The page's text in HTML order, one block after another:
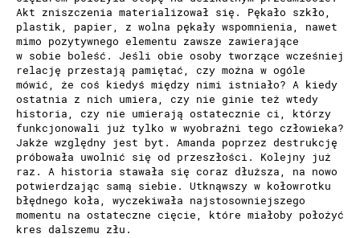
Akt zniszczenia materializował się. Pękało szkło,
plastik, papier, z wolna pękały wspomnienia, nawet
mimo pozytywnego elementu zawsze zawierające
w sobie boleść. Jeśli obie osoby tworzące wcześniej
relację przestają pamiętać, czy można w ogóle
mówić, że coś kiedyś między nimi istniało? A kiedy
ostatnia z nich umiera, czy nie ginie też wtedy
historia, czy nie umierają ostatecznie ci, którzy
funkcjonowali już tylko w wyobraźni tego człowieka?
Jakże względny jest byt. Amanda poprzez destrukcję
próbowała uwolnić się od przeszłości. Kolejny już
raz. A historia stawała się coraz dłuższa, na nowo
potwierdzając samą siebie. Utknąwszy w kołowrotku
błędnego koła, wyczekiwała najstosowniejszego
momentu na ostateczne cięcie, które miałoby położyć
kres dalszemu złu.